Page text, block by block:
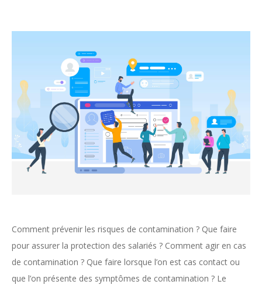
Comment prévenir les risques de contamination ? Que faire
pour assurer la protection des salariés ? Comment agir en cas
de contamination ? Que faire lorsque l’on est cas contact ou
que l’on présente des symptômes de contamination ? Le